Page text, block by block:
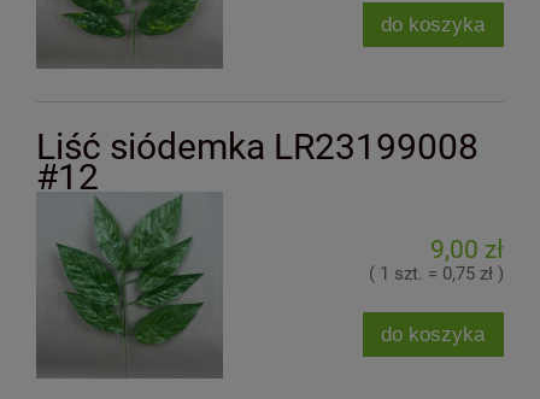
do koszyka
Liść siódemka LR23199008
#12
9,00 zł
( 1 szt. = 0,75 zł )
do koszyka